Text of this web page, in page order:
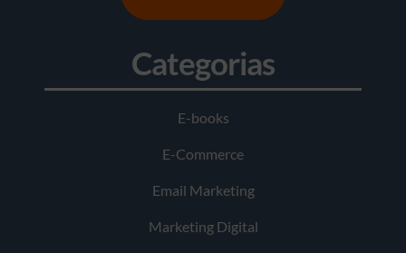
Categorias
E-books
E-Commerce
Email Marketing
Marketing Digital